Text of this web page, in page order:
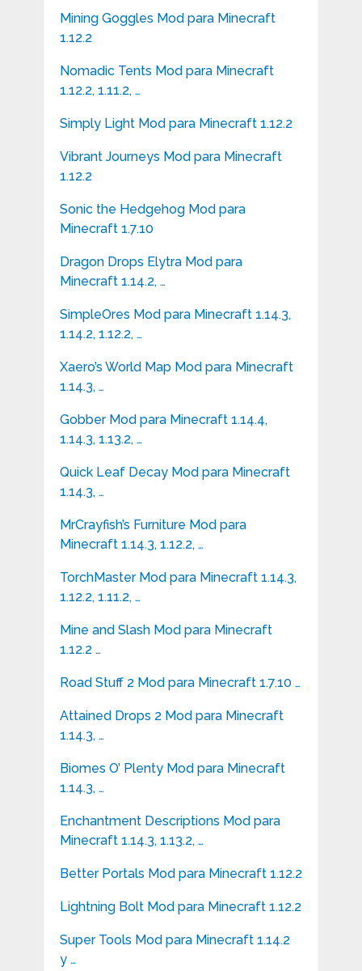
Mining Goggles Mod para Minecraft
1.12.2
Nomadic Tents Mod para Minecraft
1.12.2, 1.11.2, …
Simply Light Mod para Minecraft 1.12.2
Vibrant Journeys Mod para Minecraft
1.12.2
Sonic the Hedgehog Mod para
Minecraft 1.7.10
Dragon Drops Elytra Mod para
Minecraft 1.14.2, …
SimpleOres Mod para Minecraft 1.14.3,
1.14.2, 1.12.2, …
Xaero’s World Map Mod para Minecraft
1.14.3, …
Gobber Mod para Minecraft 1.14.4,
1.14.3, 1.13.2, …
Quick Leaf Decay Mod para Minecraft
1.14.3, …
MrCrayfish’s Furniture Mod para
Minecraft 1.14.3, 1.12.2, …
TorchMaster Mod para Minecraft 1.14.3,
1.12.2, 1.11.2, …
Mine and Slash Mod para Minecraft
1.12.2 …
Road Stuff 2 Mod para Minecraft 1.7.10 …
Attained Drops 2 Mod para Minecraft
1.14.3, …
Biomes O’ Plenty Mod para Minecraft
1.14.3, …
Enchantment Descriptions Mod para
Minecraft 1.14.3, 1.13.2, …
Better Portals Mod para Minecraft 1.12.2
Lightning Bolt Mod para Minecraft 1.12.2
Super Tools Mod para Minecraft 1.14.2
y …